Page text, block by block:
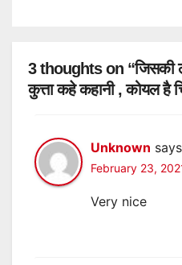
3 thoughts on “जिसकी
कुत्ता कहे कहानी , कोयल है
Unknown
February 23,
Very nice